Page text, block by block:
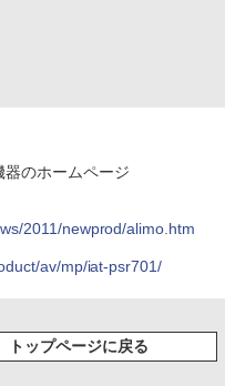
のホームページ
2011/newprod/alimo.htm
av/mp/iat-psr701/
トップページに戻る